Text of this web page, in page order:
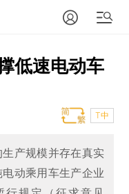
低速电动车
T中
产规模并存在真实
动乘用车生产企业